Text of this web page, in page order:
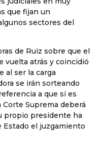
que fijan un
sectores del
de Ruiz sobre que el
vuelta atrás y coincidió
al ser la carga
se irán sorteando
a que si es
Suprema deberá
propio presidente ha
Estado el juzgamiento